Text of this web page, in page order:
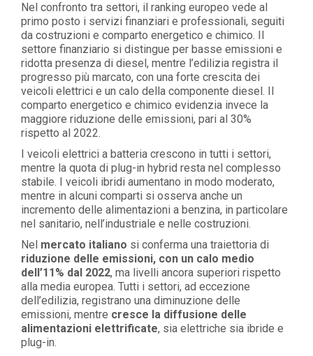
Nel confronto tra settori, il ranking europeo vede al
primo posto i servizi finanziari e professionali, seguiti
da costruzioni e comparto energetico e chimico. Il
settore finanziario si distingue per basse emissioni e
ridotta presenza di diesel, mentre l’edilizia registra il
progresso più marcato, con una forte crescita dei
veicoli elettrici e un calo della componente diesel. Il
comparto energetico e chimico evidenzia invece la
maggiore riduzione delle emissioni, pari al 30%
rispetto al 2022.
I veicoli elettrici a batteria crescono in tutti i settori,
mentre la quota di plug-in hybrid resta nel complesso
stabile. I veicoli ibridi aumentano in modo moderato,
mentre in alcuni comparti si osserva anche un
incremento delle alimentazioni a benzina, in particolare
nel sanitario, nell’industriale e nelle costruzioni.
Nel mercato italiano si conferma una traiettoria di
riduzione delle emissioni, con un calo medio
dell’11% dal 2022, ma livelli ancora superiori rispetto
alla media europea. Tutti i settori, ad eccezione
dell’edilizia, registrano una diminuzione delle
emissioni, mentre cresce la diffusione delle
alimentazioni elettrificate, sia elettriche sia ibride e
plug-in.